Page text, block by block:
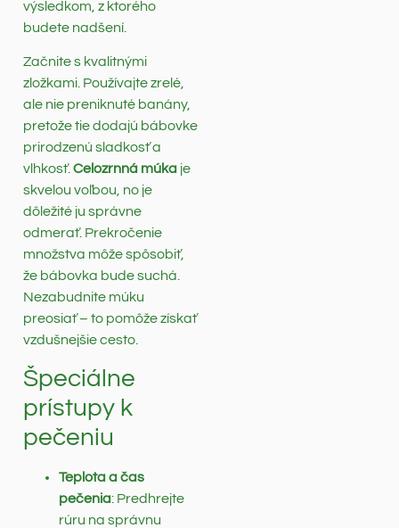
výsledkom, z ktorého
budete nadšení.
Začnite s kvalitnými
zložkami. Používajte zrelé,
ale nie preniknuté banány,
pretože tie dodajú bábovke
prirodzenú sladkosť a
vlhkosť.Celozrnná múka je
skvelou voľbou, no je
dôležité ju správne
odmerať. Prekročenie
množstva môže spôsobiť,
že bábovka bude suchá.
Nezabudnite múku
preosiať – to pomôže získať
vzdušnejšie cesto.
Špeciálne
prístupy k
pečeniu
Teplota a čas
pečenia: Predhrejte
rúru na správnu